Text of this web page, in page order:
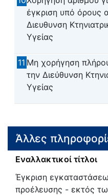
έγκριση υπό όρους
Διευθυνση
Υγείας
11 Μη χορήγηση
την Διεύθυνση
Υγείας
Άλλες
Εναλλακτικοί τίτλοι
Έγκριση
προέλευσης - εκτός